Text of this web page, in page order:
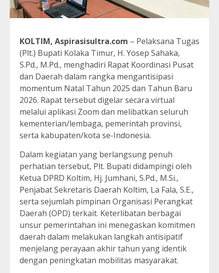
KOLTIM, Aspirasisultra.com – Pelaksana Tugas
(Plt.) Bupati Kolaka Timur, H. Yosep Sahaka,
S.Pd., M.Pd., menghadiri Rapat Koordinasi Pusat
dan Daerah dalam rangka mengantisipasi
momentum Natal Tahun 2025 dan Tahun Baru
2026. Rapat tersebut digelar secara virtual
melalui aplikasi Zoom dan melibatkan seluruh
kementerian/lembaga, pemerintah provinsi,
serta kabupaten/kota se-Indonesia.
Dalam kegiatan yang berlangsung penuh
perhatian tersebut, Plt. Bupati didampingi oleh
Ketua DPRD Koltim, Hj. Jumhani, S.Pd., M.Si.,
Penjabat Sekretaris Daerah Koltim, La Fala, S.E.,
serta sejumlah pimpinan Organisasi Perangkat
Daerah (OPD) terkait. Keterlibatan berbagai
unsur pemerintahan ini menegaskan komitmen
daerah dalam melakukan langkah antisipatif
menjelang perayaan akhir tahun yang identik
dengan peningkatan mobilitas masyarakat.